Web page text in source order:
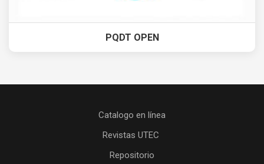
PQDT OPEN
Catalogo en línea
Revistas UTEC
Repositorio